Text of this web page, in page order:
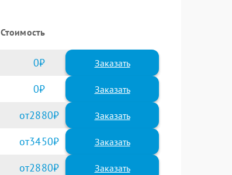
Стоимость
0 Заказать
0 Заказать
2880
3450
2880